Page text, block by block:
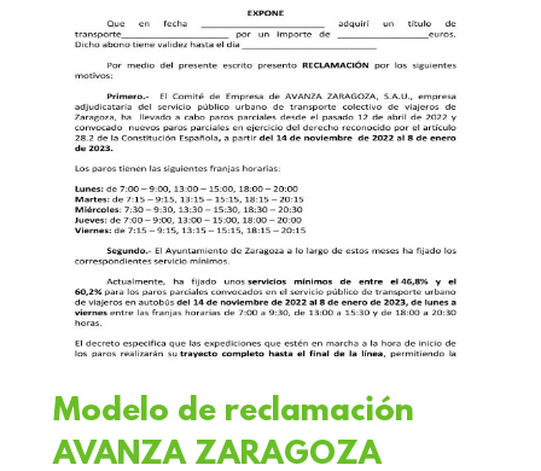
Modelo de reclamación
AVANZA ZARAGOZA